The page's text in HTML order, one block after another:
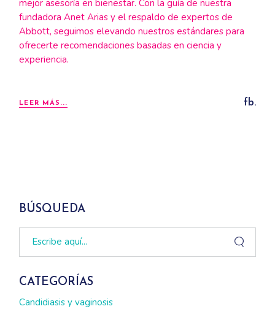
mejor asesoría en bienestar. Con la guía de nuestra
fundadora Anet Arias y el respaldo de expertos de
Abbott, seguimos elevando nuestros estándares para
ofrecerte recomendaciones basadas en ciencia y
experiencia.
LEER MÁS... fb.
BÚSQUEDA
Search
CATEGORÍAS
Candidiasis y vaginosis